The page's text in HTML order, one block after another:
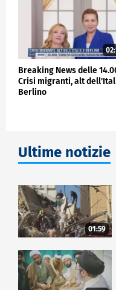
Breaking News delle
Crisi migranti, alt
Berlino
Ultime notizie
01:59